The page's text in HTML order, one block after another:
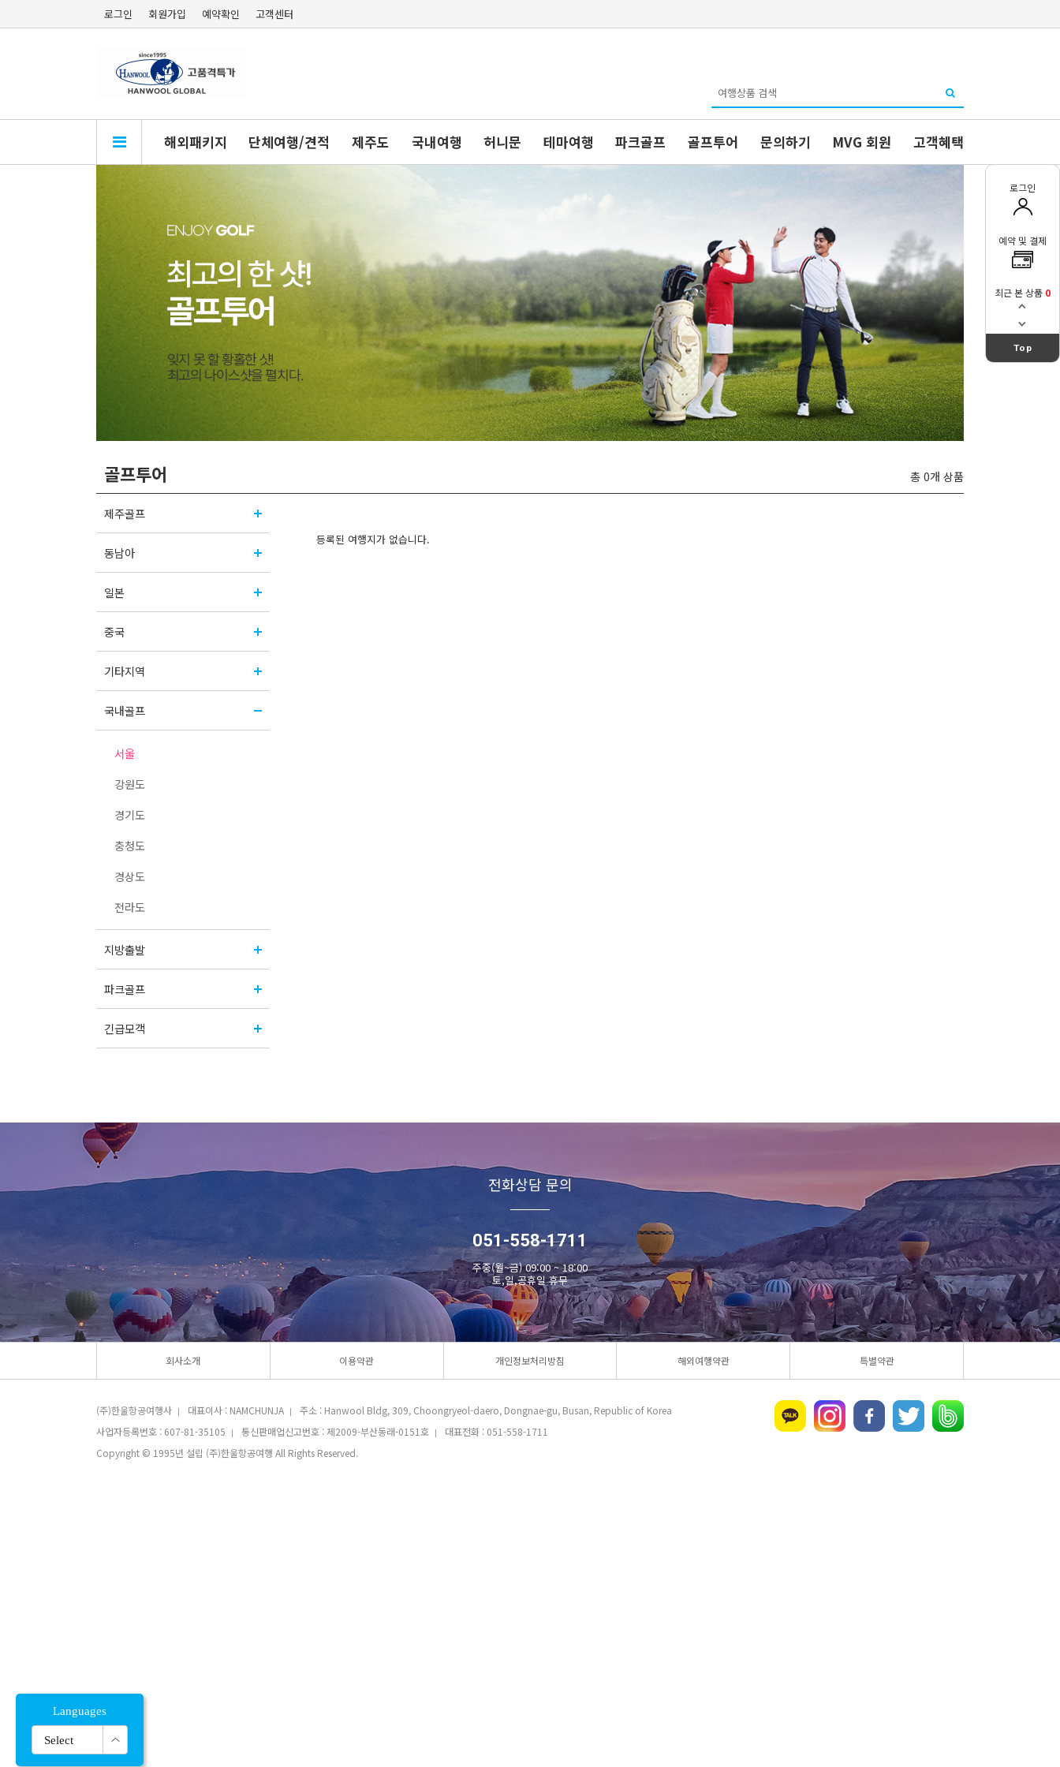
Languages
Select한국어
로그인 회원가입 예약확인 고객센터
해외패키지 단체여행/견적 제주도 국내여행 허니문 테마여행 파크골프 골프투어 문의하기 MVG 회원 고객혜택
골프투어 총 0개 상품
제주골프
동남아
일본
중국
기타지역
국내골프
서울
강원도
경기도
충청도
경상도
전라도
지방출발
파크골프
긴급모객
등록된 여행지가 없습니다.
로그인
예약 및 결제
최근 본 상품 0
Top
전화상담 문의
051-558-1711
주중(월~금) 09:00 ~ 18:00
토,일,공휴일 휴무
회사소개 이용약관 개인정보처리방침 해외여행약관 특별약관
(주)한울항공여행사 | 대표이사 : NAMCHUNJA |
주소 : Hanwool Bldg, 309, Choongryeol-daero, Dongnae-gu, Busan, Republic of Korea
사업자등록번호 : 607-81-35105
| 통신판매업신고번호 : 제2009-부산동래-0151호 |
대표전화 : 051-558-1711
Copyright © 1995년 설립 (주)한울항공여행 All Rights Reserved.